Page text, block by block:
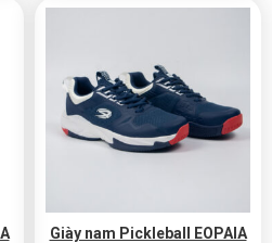
Giày nam Pickleball EOPAIA